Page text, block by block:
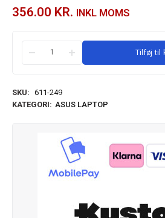
356.00 KR. INKL MOMS
Tilføj til
SKU: 611-249
KATEGORI: ASUS LAPTOP